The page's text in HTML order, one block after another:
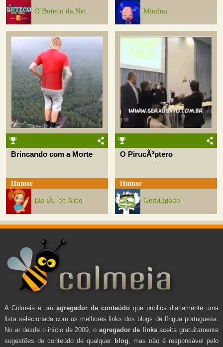
O Buteco da Net Minilua
Brincando com a Morte
Humor
Ela tÃ¡ de Xico
O PirucÃ³ptero
Humor
GeraLigado
A Colmeia é um agregador de conteúdo que publica diariamente uma
lista selecionada com os melhores links dos blogs de língua portuguesa.
No ar desde o início de 2009, o agregador de linksaceita gratuitamente
sugestões de conteúdo de qualquer blog , mas não é responsável pelo